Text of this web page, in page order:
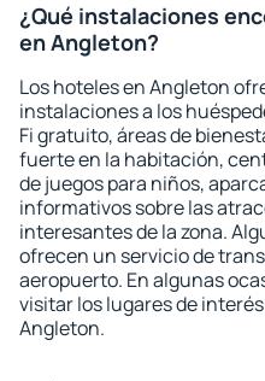
¿Qué instalaciones
en Angleton?
Los hoteles en Angleton
instalaciones a los
Fi gratuito, áreas de
fuerte en la habitación,
de juegos para niños,
informativos sobre las
interesantes de la zona.
ofrecen un servicio de
aeropuerto. En algunas
visitar los lugares de
Angleton.